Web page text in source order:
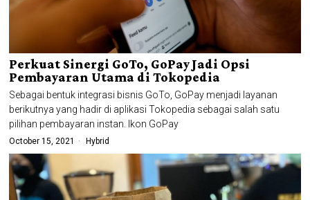
Perkuat Sinergi GoTo, GoPay Jadi Opsi
Pembayaran Utama di Tokopedia
Sebagai bentuk integrasi bisnis GoTo, GoPay menjadi layanan
berikutnya yang hadir di aplikasi Tokopedia sebagai salah satu
pilihan pembayaran instan. Ikon GoPay
October 15, 2021 Hybrid